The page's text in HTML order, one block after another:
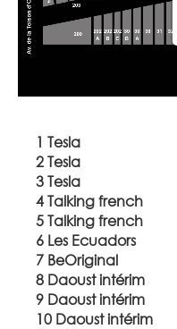
1 Tesla
2 Tesla
3 Tesla
4 Talking french
5 Talking french
6 Les Ecuadors
7 BeOriginal
8 Daoust intérim
9 Daoust intérim
10 Daoust intérim